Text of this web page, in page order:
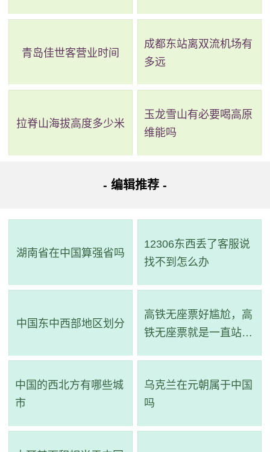
青岛佳世客营业时间
成都东站离双流机场有
多远
拉脊山海拔高度多少米
玉龙雪山有必要喝高原
维能吗
- 编辑推荐 -
湖南省在中国算强省吗
12306东西丢了客服说
找不到怎么办
中国东中西部地区划分
高铁无座票好尴尬，高
铁无座票就是一直站着
中国的西北方有哪些城
市
乌克兰在元朝属于中国
吗